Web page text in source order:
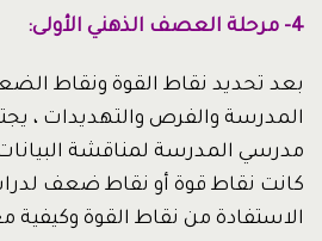
4- مرحلة العصف الذهني الأولى:
بعد تحديد نقاط القوة ونقاط
المدرسة والفرص والتهديدات ،
مدرسي المدرسة لمناقشة
كانت نقاط قوة أو نقاط ضعف
الاستفادة من نقاط القوة